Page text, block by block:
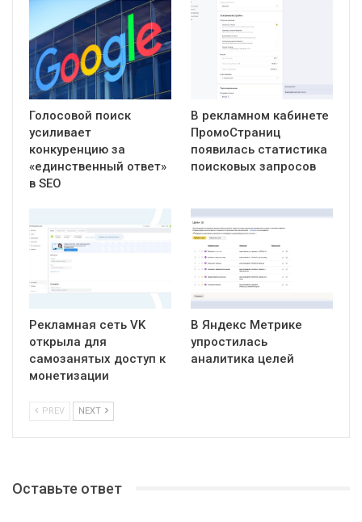
Голосовой поиск
усиливает
конкуренцию за
«единственный ответ»
в SEO
В рекламном кабинете
ПромоСтраниц
появилась статистика
поисковых запросов
Рекламная сеть VK
открыла для
самозанятых доступ к
монетизации
В Яндекс Метрике
упростилась
аналитика целей
PREV NEXT
Оставьте ответ